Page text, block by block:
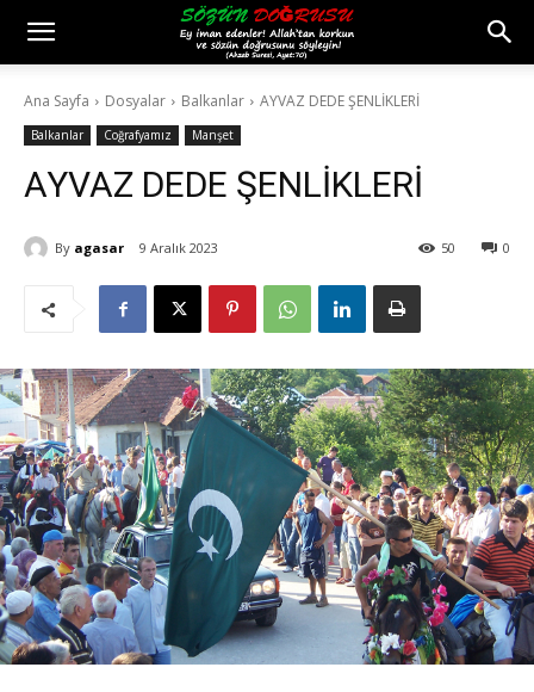
Ana Sayfa Dosyalar Balkanlar AYVAZ DEDE ŞENLİKLERİ
Balkanlar Coğrafyamız Manşet
AYVAZ DEDE ŞENLİKLERİ
By agasar 9 Aralık 2023 0
50